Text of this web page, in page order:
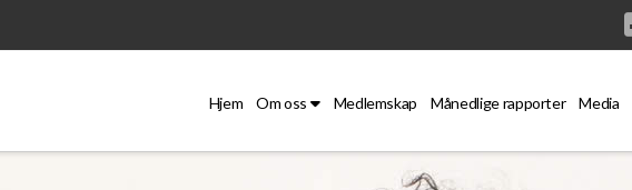
Hjem Om oss Medlemskap Månedlige rapporter Media